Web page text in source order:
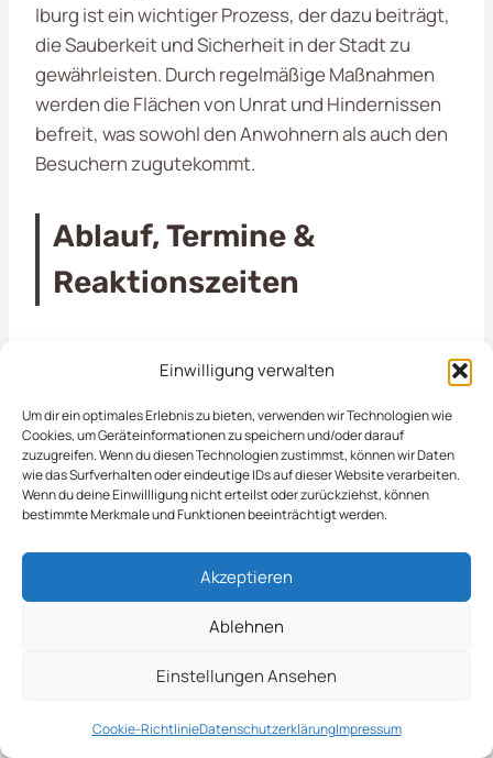
Einwilligung verwalten
Um dir ein optimales Erlebnis zu bieten, verwenden wir Technologien wie
Cookies, um Geräteinformationen zu speichern und/oder darauf
zuzugreifen. Wenn du diesen Technologien zustimmst, können wir Daten
wie das Surfverhalten oder eindeutige IDs auf dieser Website verarbeiten.
Wenn du deine Einwillligung nicht erteilst oder zurückziehst, können
bestimmte Merkmale und Funktionen beeinträchtigt werden.
Akzeptieren
Ablehnen
Einstellungen Ansehen
Cookie-RichtlinieDatenschutzerklärungImpressum
Iburg ist ein wichtiger Prozess, der dazu beiträgt,
die Sauberkeit und Sicherheit in der Stadt zu
gewährleisten. Durch regelmäßige Maßnahmen
werden die Flächen von Unrat und Hindernissen
befreit, was sowohl den Anwohnern als auch den
Besuchern zugutekommt.
Ablauf, Termine &
Reaktionszeiten
ist eine essenzielle Dienstleistung, die zur
Verbesserung der Lebensqualität und der
Sicherheit in unserer Gemeinde beiträgt. Wir
kümmern uns um die regelmäßige Reinigung und
Instandhaltung von Parks, Fußwegen und
bleiben. Unser Team sorgt dafür, dass Laub, Müll
und andere Rückstände fachgerecht entfernt
sondern fördert auch eine positive Wahrnehmung